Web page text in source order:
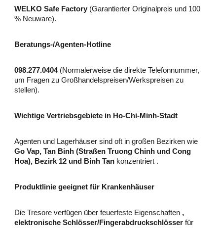
WELKO Safe Factory (Garantierter Originalpreis und 100
% Neuware).
Beratungs-/Agenten-Hotline
098.277.0404(Normalerweise die direkte Telefonnummer,
um Fragen zu Großhandelspreisen/Werkspreisen zu
stellen).
Wichtige Vertriebsgebiete in Ho-Chi-Minh-Stadt
Agenten und Lagerhäuser sind oft in großen Bezirken wie
Go Vap, Tan Binh (Straßen Truong Chinh und Cong
Hoa), Bezirk 12 und Binh Tan konzentriert .
Produktlinie geeignet für Krankenhäuser
Die Tresore verfügen über feuerfeste Eigenschaften ,
elektronische Schlösser/Fingerabdruckschlösser für